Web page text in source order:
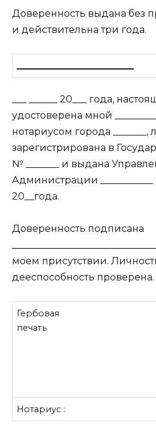
Доверенность выдана без
и действительна три года.
____________________________
___ ______ 20___ года,
удостоверена мной
нотариусом города _______,
зарегистрирована в
№ _______ и выдана
Администрации ___________
20__года.
Доверенность подписана
моем присутствии.
дееспособность проверена.
Гербовая
печать
Нотариус :